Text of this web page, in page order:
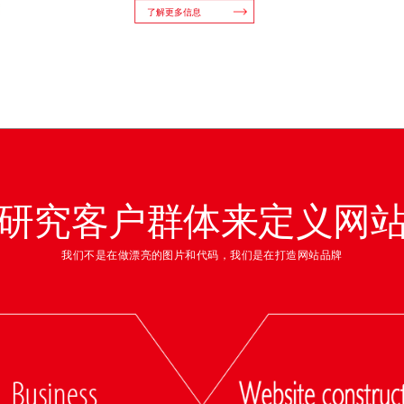
了解更多信息
究客户群体来定义网
我们不是在做漂亮的图片和代码，我们是在打造网站品牌